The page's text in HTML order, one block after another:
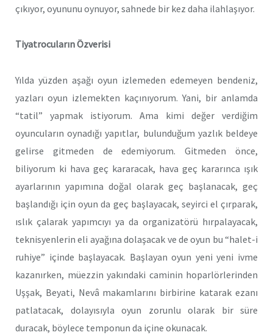
çıkıyor, oyununu oynuyor, sahnede bir kez daha ilahlaşıyor.
Tiyatrocuların Özverisi
Yılda yüzden aşağı oyun izlemeden edemeyen bendeniz,
yazları oyun izlemekten kaçınıyorum. Yani, bir anlamda
“tatil” yapmak istiyorum. Ama kimi değer verdiğim
oyuncuların oynadığı yapıtlar, bulunduğum yazlık beldeye
gelirse gitmeden de edemiyorum. Gitmeden önce,
biliyorum ki hava geç kararacak, hava geç kararınca ışık
ayarlarının yapımına doğal olarak geç başlanacak, geç
başlandığı için oyun da geç başlayacak, seyirci el çırparak,
ıslık çalarak yapımcıyı ya da organizatörü hırpalayacak,
teknisyenlerin eli ayağına dolaşacak ve de oyun bu “halet-i
ruhiye” içinde başlayacak. Başlayan oyun yeni yeni ivme
kazanırken, müezzin yakındaki caminin hoparlörlerinden
Uşşak, Beyati, Nevâ makamlarını birbirine katarak ezanı
patlatacak, dolayısıyla oyun zorunlu olarak bir süre
duracak, böylece temponun da içine okunacak.